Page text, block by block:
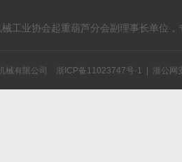
工业协会起重葫芦分会副理事长单位
械有限公司 浙ICP备11023747号-1 浙公网